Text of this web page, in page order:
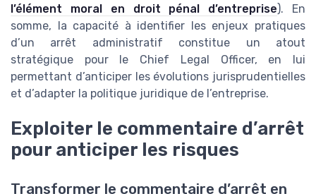
l’élément moral en droit pénal d’entreprise). En
somme, la capacité à identifier les enjeux pratiques
d’un arrêt administratif constitue un atout
stratégique pour le Chief Legal Officer, en lui
permettant d’anticiper les évolutions jurisprudentielles
et d’adapter la politique juridique de l’entreprise.
Exploiter le commentaire d’arrêt
pour anticiper les risques
Transformer le commentaire d’arrêt en